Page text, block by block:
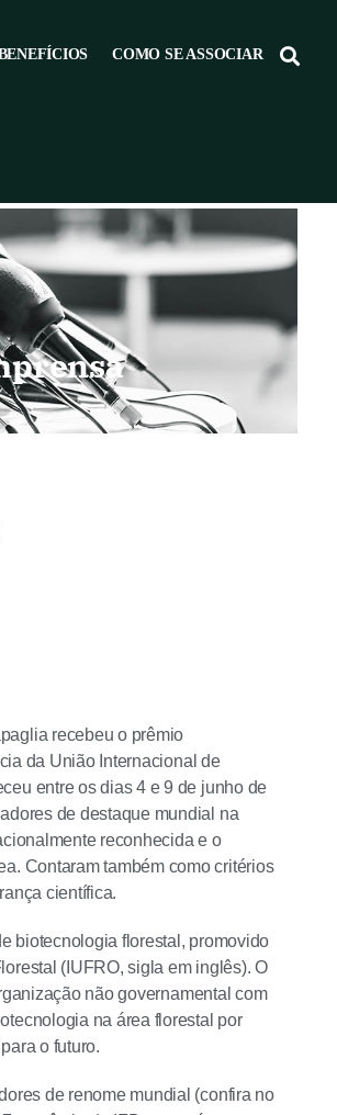
COMO SE ASSOCIAR
recebeu o prêmio
da União Internacional de
entre os dias 4 e 9 de junho de
de destaque mundial na
reconhecida e o
Contaram também como critérios
científica.
biotecnologia florestal, promovido
(IUFRO, sigla em inglês). O
não governamental com
na área florestal por
o futuro.
de renome mundial (confira no